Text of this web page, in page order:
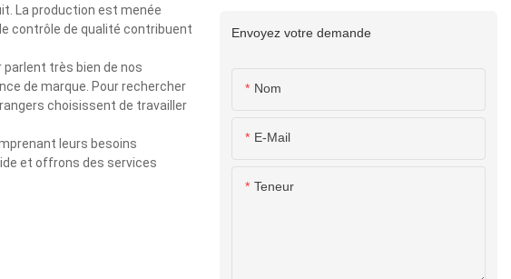
La production est menée
contrôle de qualité contribuent
parlent très bien de nos
de marque. Pour rechercher
choisissent de travailler
leurs besoins
et offrons des services
Envoyez votre demande
Nom
E-Mail
Teneur